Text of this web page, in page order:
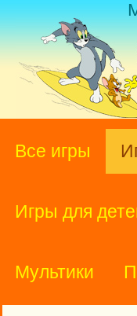
Все игры
Игры для
Мультики